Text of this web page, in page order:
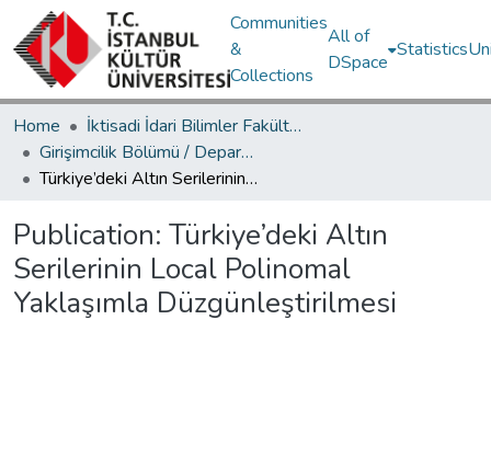
Communities
&
Collections
All of
DSpace
Statistics
Home
İktisadi İdari Bilimler Fakültesi / Faculty of Economics and Administrative Sciences
Girişimcilik Bölümü / Department of Entrepreneurship
Türkiye’deki Altın Serilerinin Local Polinomal Yaklaşımla Düzgünleştirilmesi
Publication: Türkiye’deki Altın
Serilerinin Local Polinomal
Yaklaşımla Düzgünleştirilmesi